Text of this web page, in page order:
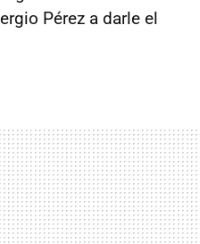
Pérez a darle el